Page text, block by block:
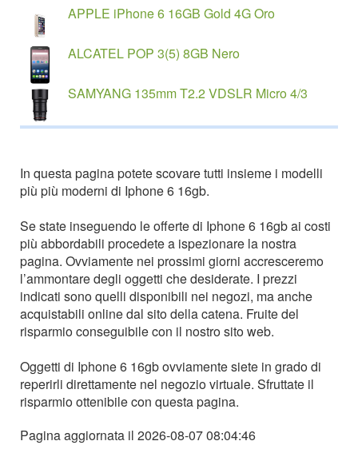
APPLE iPhone 6 16GB Gold 4G Oro
ALCATEL POP 3(5) 8GB Nero
SAMYANG 135mm T2.2 VDSLR Micro 4/3
In questa pagina potete scovare tutti insieme i modelli
più più moderni di Iphone 6 16gb.
Se state inseguendo le offerte di Iphone 6 16gb ai costi
più abbordabili procedete a ispezionare la nostra
pagina. Ovviamente nei prossimi giorni accresceremo
l’ammontare degli oggetti che desiderate. I prezzi
indicati sono quelli disponibili nei negozi, ma anche
acquistabili online dal sito della catena. Fruite del
risparmio conseguibile con il nostro sito web.
Oggetti di Iphone 6 16gb ovviamente siete in grado di
reperirli direttamente nel negozio virtuale. Sfruttate il
risparmio ottenibile con questa pagina.
Pagina aggiornata il 2026-08-07 08:04:46